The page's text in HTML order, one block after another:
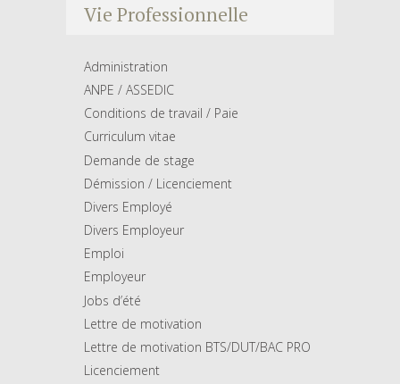
Vie Professionnelle
Administration
ANPE / ASSEDIC
Conditions de travail / Paie
Curriculum vitae
Demande de stage
Démission / Licenciement
Divers Employé
Divers Employeur
Emploi
Employeur
Jobs d’été
Lettre de motivation
Lettre de motivation BTS/DUT/BAC PRO
Licenciement